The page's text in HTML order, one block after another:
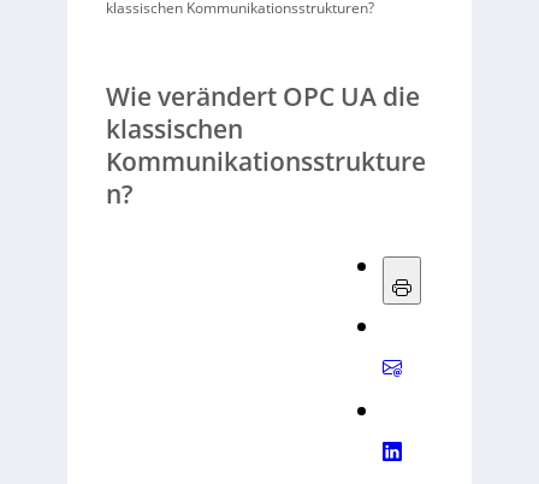
klassischen Kommunikationsstrukturen?
Wie verändert OPC UA die
klassischen
Kommunikationsstrukture
n?